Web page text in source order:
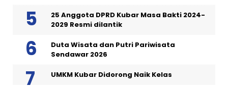
25 Anggota DPRD Kubar Masa Bakti 2024-
2029 Resmi dilantik
Duta Wisata dan Putri Pariwisata
Sendawar 2026
UMKM Kubar Didorong Naik Kelas